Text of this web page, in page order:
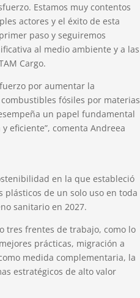
Estamos muy contentos
actores y el éxito de esta
paso y seguiremos
al medio ambiente y a las
Cargo.
por aumentar la
fósiles por materias
un papel fundamental
eficiente”, comenta Andreea
en la que estableció
de un solo uso en toda
sanitario en 2027.
tres frentes de trabajo, como lo
prácticas, migración a
medida complementaria, la
estratégicos de alto valor